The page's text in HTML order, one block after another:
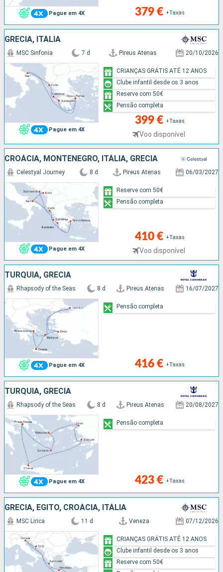
Pague em 4X 379 € +Taxas
GRÉCIA, ITÁLIA
Pague em 4X
MSC Sinfonia 7 d Pireus Atenas 20/10/2026
399 € +Taxas
Voo disponível
CRIANÇAS GRÁTIS ATÉ 12 ANOS
Clube infantil desde os 3 anos
Reserve com 50€
Pensão completa
CROÁCIA, MONTENEGRO, ITÁLIA, GRÉCIA
Pague em 4X
Celestyal Journey 8 d Pireus Atenas 06/03/2027
410 € +Taxas
Voo disponível
Reserve com 50€
Pensão completa
TURQUIA, GRÉCIA
Pague em 4X
Rhapsody of the Seas 8 d Pireus Atenas 16/07/2027
416 € +Taxas
Pensão completa
TURQUIA, GRÉCIA
Pague em 4X
Rhapsody of the Seas 8 d Pireus Atenas 20/08/2027
423 € +Taxas
Pensão completa
GRÉCIA, EGITO, CROÁCIA, ITÁLIA
MSC Lirica 11 d Veneza 07/12/2026
CRIANÇAS GRÁTIS ATÉ 12 ANOS
Clube infantil desde os 3 anos
Reserve com 50€